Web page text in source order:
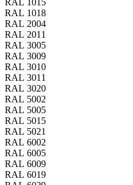
RAL 1018
RAL 2004
RAL 2011
RAL 3005
RAL 3009
RAL 3010
RAL 3011
RAL 3020
RAL 5002
RAL 5005
RAL 5015
RAL 5021
RAL 6002
RAL 6005
RAL 6009
RAL 6019